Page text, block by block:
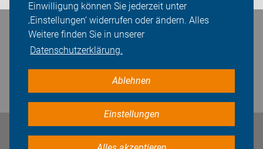
Einwilligung können Sie jederzeit unter
‚Einstellungen‘ widerrufen oder ändern. Alles
Weitere finden Sie in unserer
Datenschutzerklärung.
Ablehnen
Einstellungen
Bleiben Sie in Kontakt